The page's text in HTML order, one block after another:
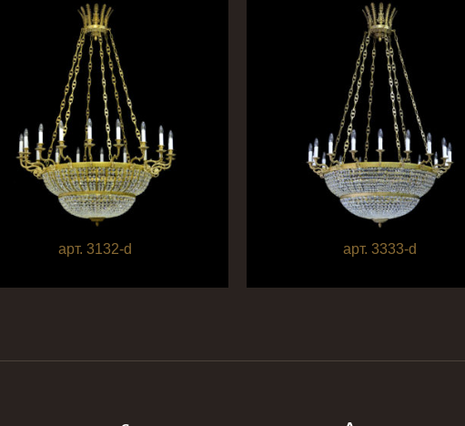
арт. 3132-d арт. 3333-d